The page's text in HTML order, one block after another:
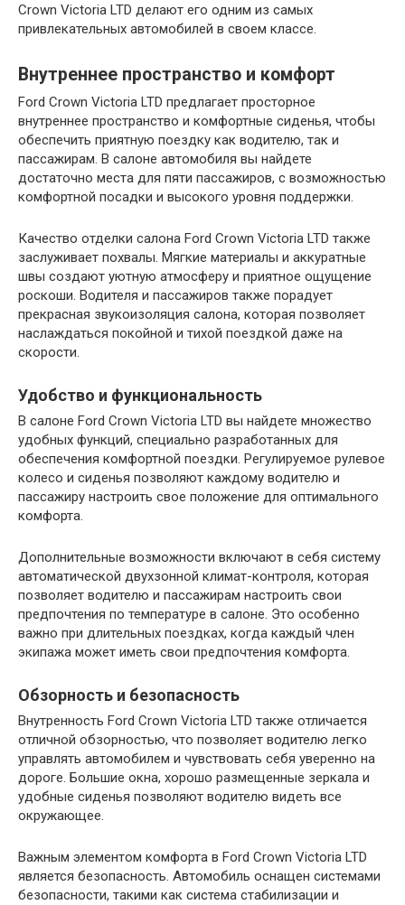
Crown Victoria LTD делают его одним из самых
привлекательных автомобилей в своем классе.
Внутреннее пространство и комфорт
Ford Crown Victoria LTD предлагает просторное
внутреннее пространство и комфортные сиденья, чтобы
обеспечить приятную поездку как водителю, так и
пассажирам. В салоне автомобиля вы найдете
достаточно места для пяти пассажиров, с возможностью
комфортной посадки и высокого уровня поддержки.
Качество отделки салона Ford Crown Victoria LTD также
заслуживает похвалы. Мягкие материалы и аккуратные
швы создают уютную атмосферу и приятное ощущение
роскоши. Водителя и пассажиров также порадует
прекрасная звукоизоляция салона, которая позволяет
наслаждаться покойной и тихой поездкой даже на
скорости.
Удобство и функциональность
В салоне Ford Crown Victoria LTD вы найдете множество
удобных функций, специально разработанных для
обеспечения комфортной поездки. Регулируемое рулевое
колесо и сиденья позволяют каждому водителю и
пассажиру настроить свое положение для оптимального
комфорта.
Дополнительные возможности включают в себя систему
автоматической двухзонной климат-контроля, которая
позволяет водителю и пассажирам настроить свои
предпочтения по температуре в салоне. Это особенно
важно при длительных поездках, когда каждый член
экипажа может иметь свои предпочтения комфорта.
Обзорность и безопасность
Внутренность Ford Crown Victoria LTD также отличается
отличной обзорностью, что позволяет водителю легко
управлять автомобилем и чувствовать себя уверенно на
дороге. Большие окна, хорошо размещенные зеркала и
удобные сиденья позволяют водителю видеть все
окружающее.
Важным элементом комфорта в Ford Crown Victoria LTD
является безопасность. Автомобиль оснащен системами
безопасности, такими как система стабилизации и